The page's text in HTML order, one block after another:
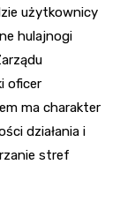
użytkownicy
hulajnogi
oficer
ma charakter
działania i
stref